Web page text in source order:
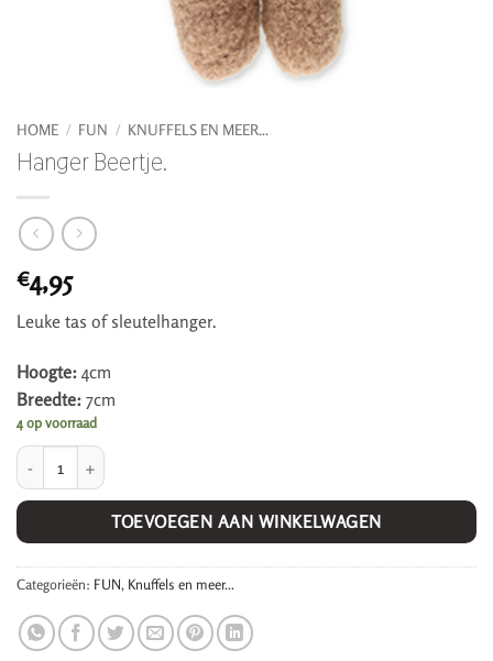
HOME / FUN / KNUFFELS EN MEER...
Hanger Beertje.
€4,95
Leuke tas of sleutelhanger.
Hoogte: 4cm
Breedte: 7cm
4 op voorraad
Hanger Beertje. aantal
TOEVOEGEN AAN WINKELWAGEN
Categorieën: FUN, Knuffels en meer...